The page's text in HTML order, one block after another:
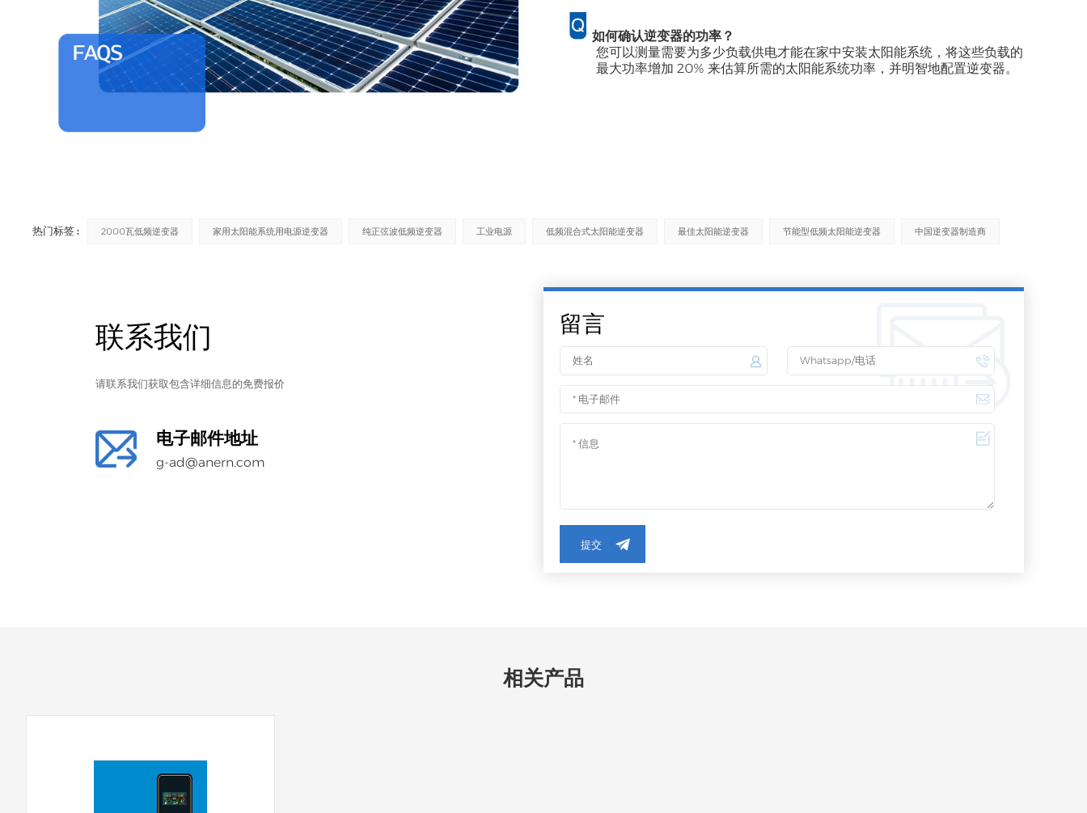
如何确认逆变器的功率？
您可以测量需要为多少负载供电才能在家中安装太阳能系统，将这些负载的
最大功率增加 20% 来估算所需的太阳能系统功率，并明智地配置逆变器。
热门标签 : 2000瓦低频逆变器 家用太阳能系统用电源逆变器 纯正弦波低频逆变器 工业电源 低频混合式太阳能逆变器 最佳太阳能逆变器 节能型低频太阳能逆变器 中国逆变器制造商
联系我们
请联系我们获取包含详细信息的免费报价
电子邮件地址
g-ad@anern.com
留言
提交
相关产品